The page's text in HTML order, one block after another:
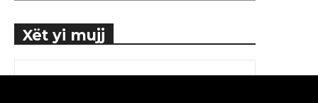
Xët yi mujj